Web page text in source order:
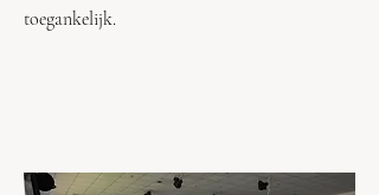
toegankelijk.